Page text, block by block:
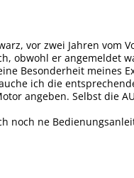
vor zwei Jahren
obwohl er angemeldet
Besonderheit meines
ich die
angeben. Selbst die
noch ne